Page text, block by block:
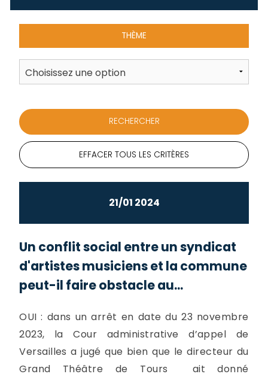
THÈME
EFFACER TOUS LES CRITÈRES
21/01 2024
Un conflit social entre un syndicat
d'artistes musiciens et la commune
peut-il faire obstacle au...
OUI : dans un arrêt en date du 23 novembre
2023, la Cour administrative d’appel de
Versailles a jugé que bien que le directeur du
Grand Théâtre de Tours ait donné